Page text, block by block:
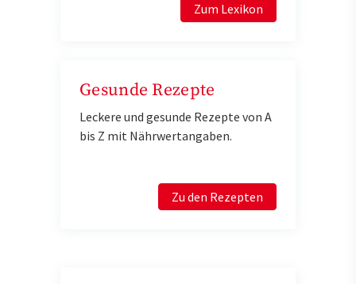
Zum Lexikon
Gesunde Rezepte
Leckere und gesunde Rezepte von A
bis Z mit Nährwertangaben.
Zu den Rezepten